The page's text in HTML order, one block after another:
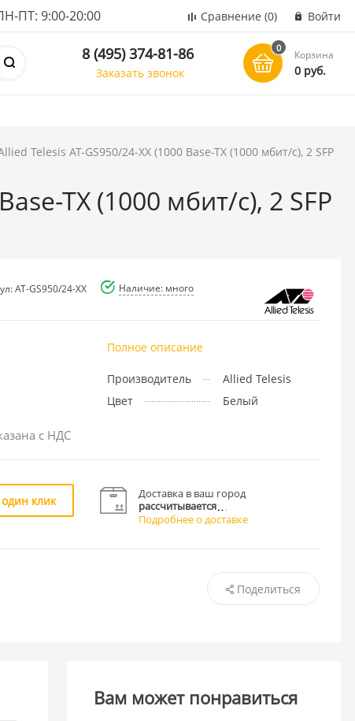
ПТ: 9:00-20:00 Сравнение (0) Войти
8 (495) 374-81-86
Заказать звонок
0
Корзина
0 руб.
Telesis AT-GS950/24-XX (1000 Base-TX (1000 мбит/с), 2 SFP
TX (1000 мбит/с), 2 SFP
AT-GS950/24-XX Наличие: много
с НДС
Полное описание
Производитель
Allied Telesis
Цвет
Белый
клик
Доставка в ваш город
рассчитывается
Подробнее о доставке
Поделиться
Вам может понравиться